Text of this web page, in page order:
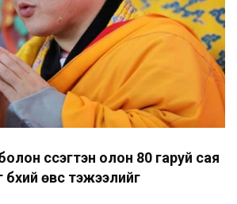
сүсэгтэн олон 80 гаруй сая
бүхий өвс тэжээлийг